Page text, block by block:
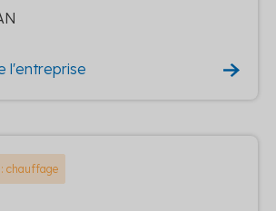
l'entreprise
chauffage